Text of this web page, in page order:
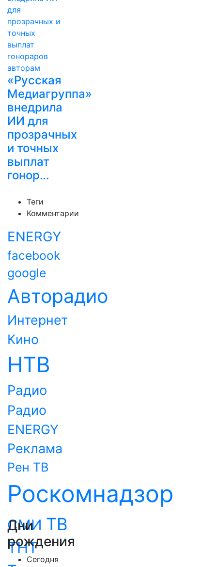
«Русская
Медиагруппа»
внедрила
ИИ для
прозрачных
и точных
выплат
гонор…
Теги
Комментарии
ENERGY
facebook
google
Авторадио
Интернет
Кино
НТВ
Радио
Радио
ENERGY
Реклама
Рен ТВ
Роскомнадзор
СМИ ТВ
ТНТ
Дни
рождения
Сегодня